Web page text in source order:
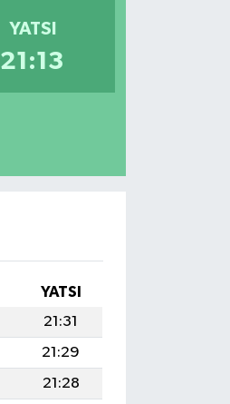
YATSI
21:13
YATSI
21:31
21:29
21:28